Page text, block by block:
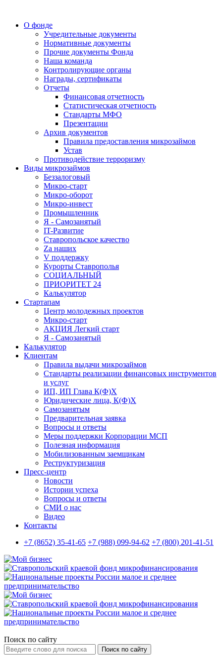
О фонде
Учредительные документы
Нормативные документы
Прочие документы Фонда
Наша команда
Контролирующие органы
Награды, сертификаты
Отчеты
Финансовая отчетность
Статистическая отчетность
Стандарты МФО
Презентации
Архив документов
Правила предоставления микрозаймов
Устав
Противодействие терроризму
Виды микрозаймов
Беззалоговый
Микро-старт
Микро-оборот
Микро-инвест
Промышленник
Я - Самозанятый
IT-Развитие
Ставропольское качество
Za наших
V поддержку
Курорты Ставрополья
СОЦИАЛЬНЫЙ
ПРИОРИТЕТ 24
Калькулятор
Стартапам
Центр молодежных проектов
Микро-старт
АКЦИЯ Легкий старт
Я - Самозанятый
Калькулятор
Клиентам
Правила выдачи микрозаймов
Стандарты реализации финансовых инструментов
и услуг
ИП, ИП Глава К(Ф)Х
Юридические лица, К(Ф)Х
Самозанятым
Предварительная заявка
Вопросы и ответы
Меры поддержки Корпорации МСП
Полезная информация
Мобилизованным заемщикам
Реструктуризация
Пресс-центр
Новости
Истории успеха
Вопросы и ответы
СМИ о нас
Видео
Контакты
+7 (8652) 35-41-65 +7 (988) 099-94-62 +7 (800) 201-41-51
Поиск по сайту
Поиск по сайту